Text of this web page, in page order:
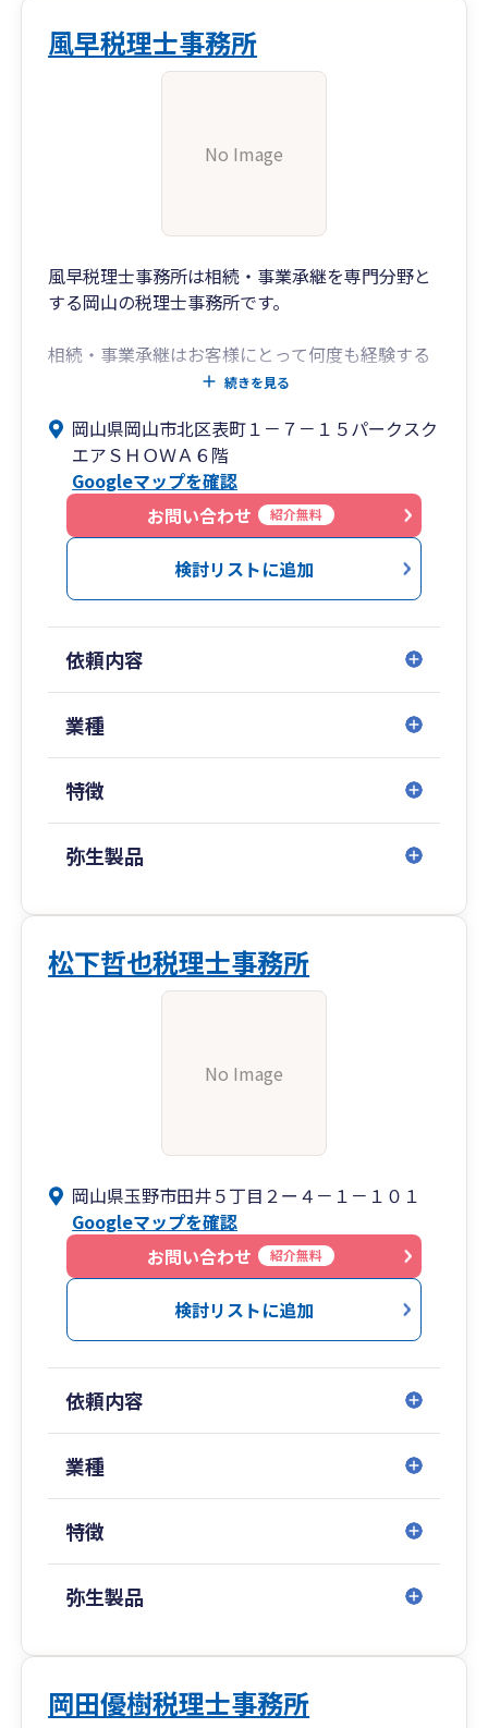
風早税理士事務所
No Image
風早税理士事務所は相続・事業承継を専門分野と
する岡山の税理士事務所です。
相続・事業承継はお客様にとって何度も経験する
ことではありません。お客様の立場で、わかりや
対して解決のサポートをしたいと考えています。
お客様の想いを形にし、円満な相続・事業承継を
目指して、親切・丁寧なサービスの提供をお約束
します。
続きを見る
岡山県岡山市北区表町１－７－１５パークスク
エアＳＨＯＷＡ６階
Googleマップを確認
お問い合わせ
紹介無料
検討リストに追加
依頼内容
業種
特徴
弥生製品
松下哲也税理士事務所
No Image
岡山県玉野市田井５丁目２ー４－１－１０１
Googleマップを確認
お問い合わせ
紹介無料
検討リストに追加
依頼内容
業種
特徴
弥生製品
岡田優樹税理士事務所